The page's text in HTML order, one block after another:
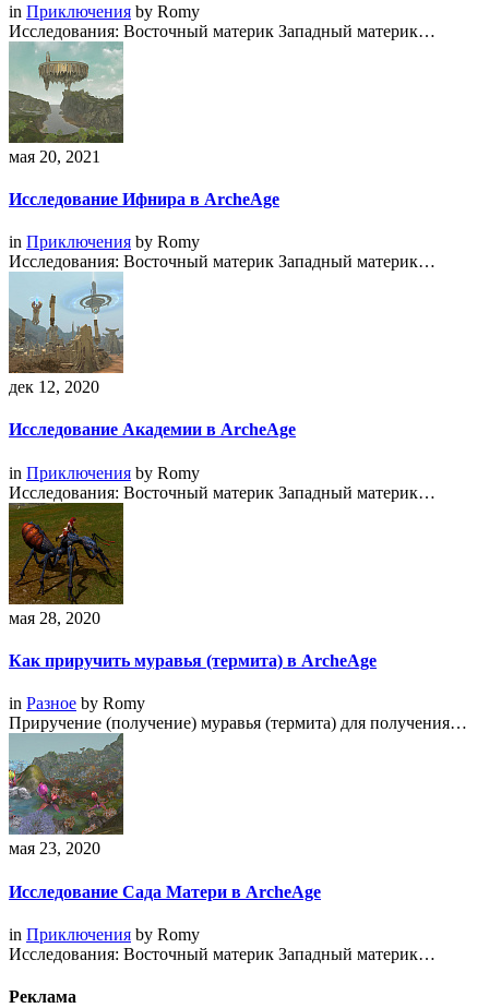
in Приключения by Romy
Исследования: Восточный материк Западный материк…
мая 20, 2021
Исследование Ифнира в ArcheAge
in Приключения by Romy
Исследования: Восточный материк Западный материк…
дек 12, 2020
Исследование Академии в ArcheAge
in Приключения by Romy
Исследования: Восточный материк Западный материк…
мая 28, 2020
Как приручить муравья (термита) в ArcheAge
in Разное by Romy
Приручение (получение) муравья (термита) для получения…
мая 23, 2020
Исследование Сада Матери в ArcheAge
in Приключения by Romy
Исследования: Восточный материк Западный материк…
Реклама